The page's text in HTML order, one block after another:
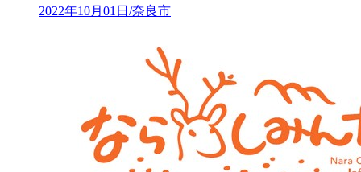
2022年10月01日/奈良市